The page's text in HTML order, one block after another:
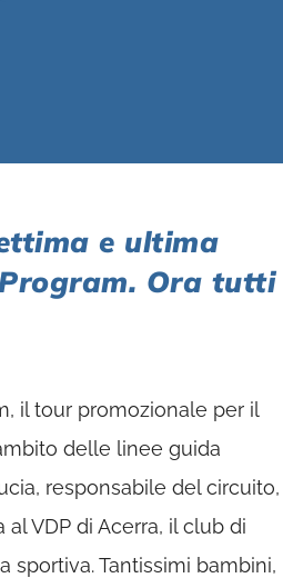
e ultima
Ora tutti
il tour promozionale per il
delle linee guida
responsabile del circuito,
VDP di Acerra, il club di
sportiva. Tantissimi bambini,